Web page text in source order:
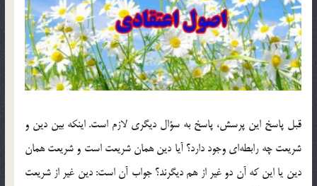
قبل پاسخ اين پرسش، پاسخ به سؤال ديگري لازم است. اينكه بين دين و
شريعت چه رابطه‌اي وجود دارد؟ آيا دين همان شريعت است و شريعت همان
دين يا اين كه آن دو غير از هم ديگرند؟ جواب آن است: دين غير از شريعت